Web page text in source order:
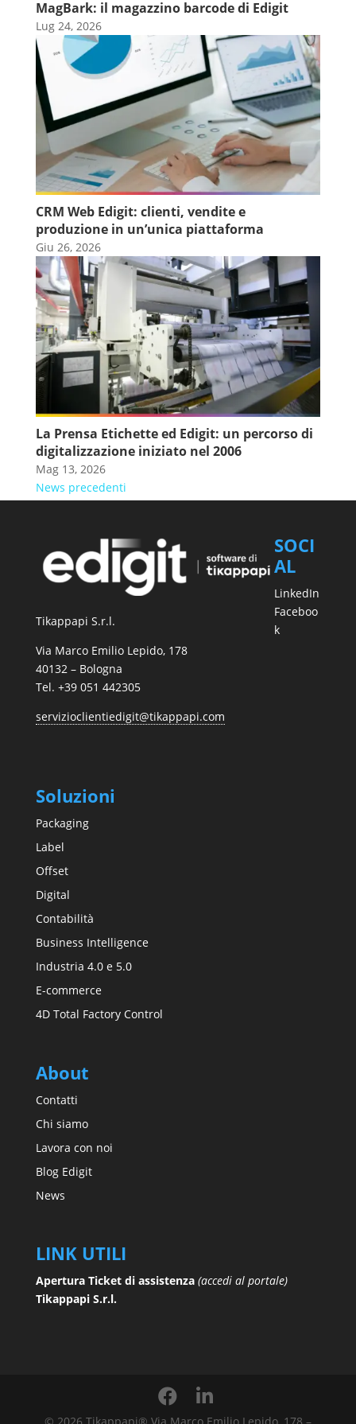
MagBark: il magazzino barcode di Edigit
Lug 24, 2026
CRM Web Edigit: clienti, vendite e
produzione in un’unica piattaforma
Giu 26, 2026
La Prensa Etichette ed Edigit: un percorso di
digitalizzazione iniziato nel 2006
Mag 13, 2026
News precedenti
Tikappapi S.r.l.
Via Marco Emilio Lepido, 178
40132 – Bologna
Tel. +39 051 442305
servizioclientiedigit@tikappapi.com
SOCI
AL
LinkedIn
Faceboo
k
Soluzioni
Packaging
Label
Offset
Digital
Contabilità
Business Intelligence
Industria 4.0 e 5.0
E-commerce
4D Total Factory Control
About
Contatti
Chi siamo
Lavora con noi
Blog Edigit
News
LINK UTILI
Apertura Ticket di assistenza(accedi al portale)
Tikappapi S.r.l.